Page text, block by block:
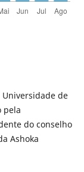
de
pela
do conselho
Ashoka